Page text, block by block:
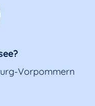
Vorpommern